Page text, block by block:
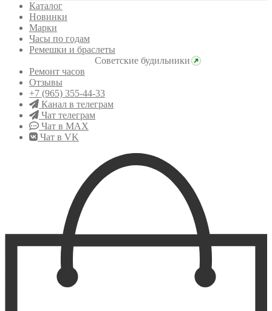
Каталог
Новинки
Марки
Часы по годам
Ремешки и браслеты
Советские будильники
Ремонт часов
Отзывы
+7 (965) 355-44-33
Канал в телеграм
Чат телеграм
Чат в MAX
Чат в VK